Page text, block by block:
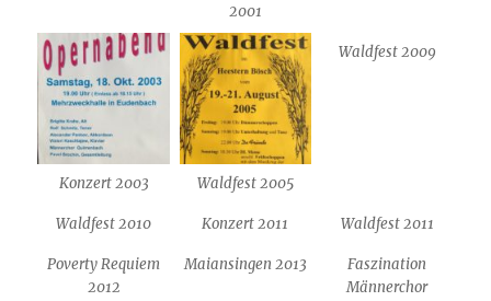
2001
Konzert 2003 Waldfest 2005
Waldfest 2009
Waldfest 2010 Konzert 2011 Waldfest 2011
Poverty Requiem
2012
Maiansingen 2013
Faszination
Männerchor